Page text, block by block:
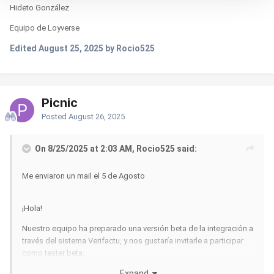
Hideto González
Equipo de Loyverse
Edited August 25, 2025 by Rocio525
Picnic
Posted August 26, 2025
On 8/25/2025 at 2:03 AM, Rocio525 said:
Me enviaron un mail el 5 de Agosto
¡Hola!
Nuestro equipo ha preparado una versión beta de la integración a
través del sistema Verifactu, y nos gustaría invitarle a participar
como tester beta.